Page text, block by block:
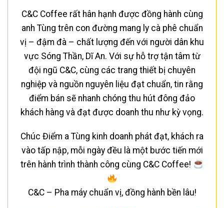
C&C Coffee rất hân hạnh được đồng hành cùng
anh Tùng trên con đường mang ly cà phê chuẩn
vị – đậm đà – chất lượng đến với người dân khu
vực Sóng Thần, Dĩ An. Với sự hỗ trợ tận tâm từ
đội ngũ C&C, cùng các trang thiết bị chuyên
nghiệp và nguồn nguyên liệu đạt chuẩn, tin rằng
điểm bán sẽ nhanh chóng thu hút đông đảo
khách hàng và đạt được doanh thu như kỳ vọng.
Chúc Điểm a Tùng kinh doanh phát đạt, khách ra
vào tấp nập, mỗi ngày đều là một bước tiến mới
trên hành trình thành công cùng C&C Coffee!
C&C – Pha máy chuẩn vị, đồng hành bền lâu!